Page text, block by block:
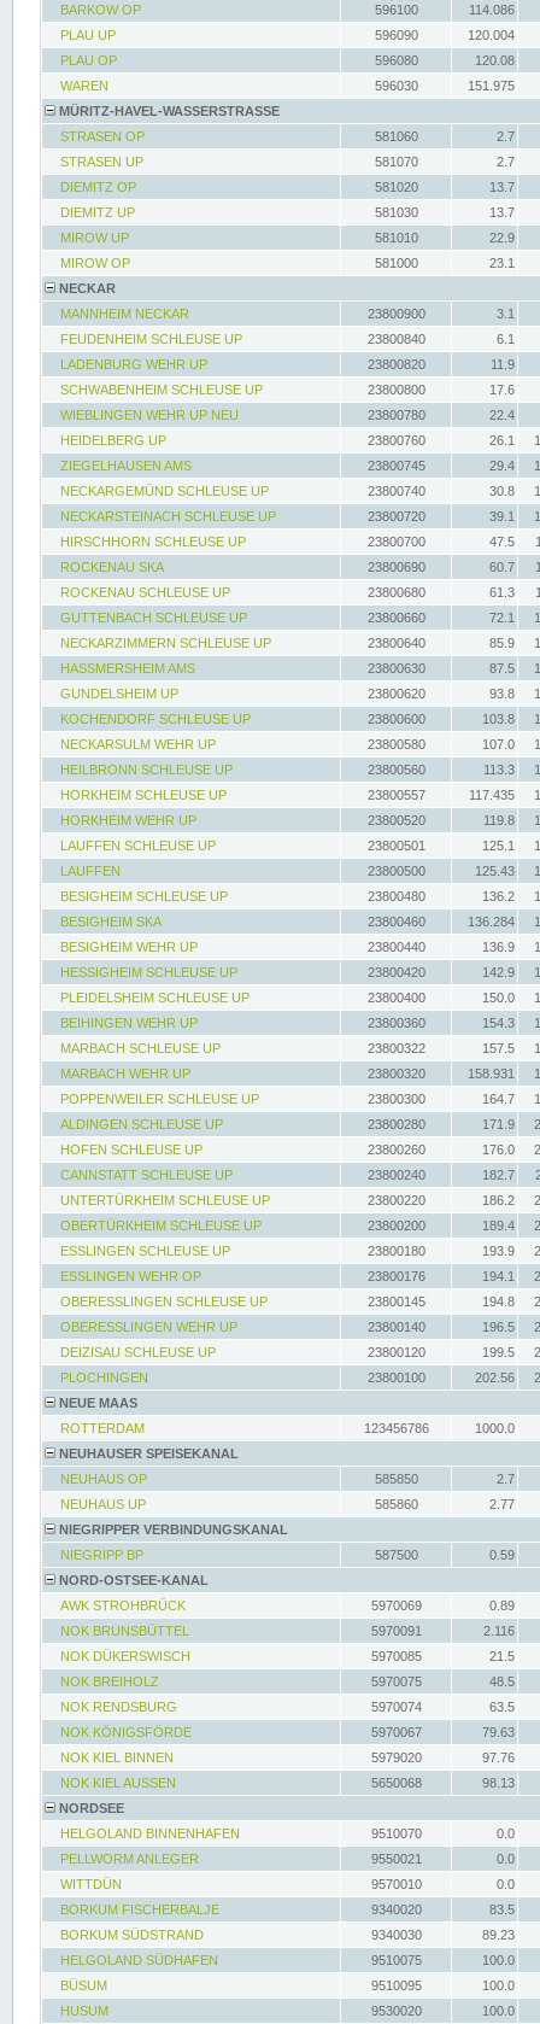
BARKOW OP
596100
114.086
PLAU UP
596090
120.004
PLAU OP
596080
120.08
WAREN
596030
151.975
MÜRITZ-HAVEL-WASSERSTRASSE
STRASEN OP
581060
2.7
STRASEN UP
581070
2.7
DIEMITZ OP
581020
13.7
DIEMITZ UP
581030
13.7
MIROW UP
581010
22.9
MIROW OP
581000
23.1
NECKAR
MANNHEIM NECKAR
23800900
3.1
FEUDENHEIM SCHLEUSE UP
23800840
6.1
LADENBURG WEHR UP
23800820
11.9
SCHWABENHEIM SCHLEUSE UP
23800800
17.6
WIEBLINGEN WEHR UP NEU
23800780
22.4
HEIDELBERG UP
23800760 26.1
ZIEGELHAUSEN AMS
23800745 29.4
NECKARGEMÜND SCHLEUSE UP
23800740 30.8
NECKARSTEINACH SCHLEUSE UP
23800720 39.1
HIRSCHHORN SCHLEUSE UP
23800700 47.5
ROCKENAU SKA
23800690 60.7
ROCKENAU SCHLEUSE UP
23800680 61.3
GUTTENBACH SCHLEUSE UP
23800660 72.1
NECKARZIMMERN SCHLEUSE UP
23800640 85.9
HASSMERSHEIM AMS
23800630 87.5
GUNDELSHEIM UP
23800620 93.8
KOCHENDORF SCHLEUSE UP
23800600 103.8
NECKARSULM WEHR UP
23800580 107.0
HEILBRONN SCHLEUSE UP
23800560 113.3
HORKHEIM SCHLEUSE UP
23800557 117.435
HORKHEIM WEHR UP
23800520 119.8
LAUFFEN SCHLEUSE UP
23800501 125.1
LAUFFEN
23800500 125.43
BESIGHEIM SCHLEUSE UP
23800480 136.2
BESIGHEIM SKA
23800460 136.284
BESIGHEIM WEHR UP
23800440 136.9
HESSIGHEIM SCHLEUSE UP
23800420 142.9
PLEIDELSHEIM SCHLEUSE UP
23800400 150.0
BEIHINGEN WEHR UP
23800360 154.3
MARBACH SCHLEUSE UP
23800322 157.5
MARBACH WEHR UP
23800320 158.931
POPPENWEILER SCHLEUSE UP
23800300 164.7
ALDINGEN SCHLEUSE UP
23800280 171.9
HOFEN SCHLEUSE UP
23800260 176.0
CANNSTATT SCHLEUSE UP
23800240 182.7
UNTERTÜRKHEIM SCHLEUSE UP
23800220 186.2
OBERTÜRKHEIM SCHLEUSE UP
23800200 189.4
ESSLINGEN SCHLEUSE UP
23800180 193.9
ESSLINGEN WEHR OP
23800176 194.1
OBERESSLINGEN SCHLEUSE UP
23800145 194.8
OBERESSLINGEN WEHR UP
23800140 196.5
DEIZISAU SCHLEUSE UP
23800120 199.5
PLOCHINGEN
23800100 202.56
NEUE MAAS
ROTTERDAM
123456786
1000.0
NEUHAUSER SPEISEKANAL
NEUHAUS OP
585850
2.7
NEUHAUS UP
585860
2.77
NIEGRIPPER VERBINDUNGSKANAL
NIEGRIPP BP
587500
0.59
NORD-OSTSEE-KANAL
AWK STROHBRÜCK
5970069
0.89
NOK BRUNSBÜTTEL
5970091
2.116
NOK DÜKERSWISCH
5970085
21.5
NOK BREIHOLZ
5970075
48.5
NOK RENDSBURG
5970074
63.5
NOK KÖNIGSFÖRDE
5970067
79.63
NOK KIEL BINNEN
5979020
97.76
NOK KIEL AUSSEN
5650068
98.13
NORDSEE
HELGOLAND BINNENHAFEN
9510070
0.0
PELLWORM ANLEGER
9550021
0.0
WITTDÜN
9570010
0.0
BORKUM FISCHERBALJE
9340020
83.5
BORKUM SÜDSTRAND
9340030
89.23
HELGOLAND SÜDHAFEN
9510075
100.0
BÜSUM
9510095
100.0
HUSUM
9530020 100.0